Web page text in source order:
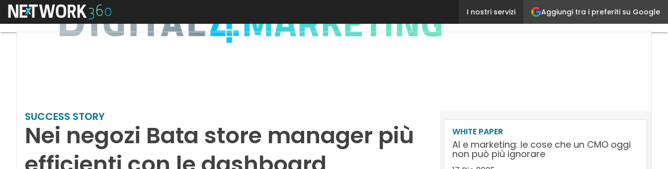
Aggiungi tra i preferiti su Google
I nostri servizi
Menu Nei negozi Bata store manager più efficienti con
SUCCESS STORY
Nei negozi Bata store manager più
WHITE PAPER
AI e marketing: le cose che un CMO oggi
non può più ignorare